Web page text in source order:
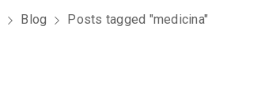
Blog Posts tagged "medicina"